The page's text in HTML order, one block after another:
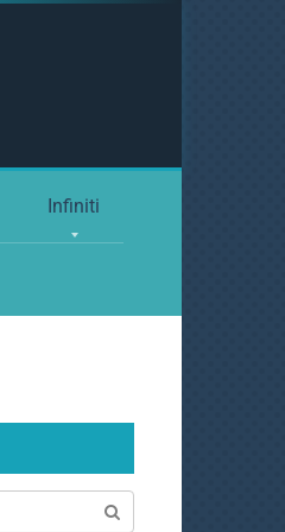
Infiniti